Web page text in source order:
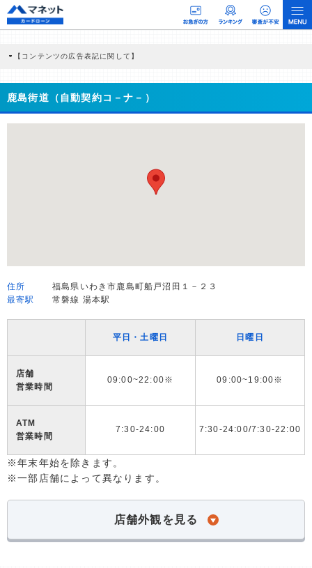
【コンテンツの広告表記に関して】
商品を根拠なくPRするものではなく、当編集部の調査／ユーザーへの口コミ収集な
どに基づき、公平性を担保した情報提供を行っています。
>提携企業一覧
鹿島街道（自動契約コ－ナ－）
住所
福島県いわき市鹿島町船戸沼田１－２３
最寄駅
常磐線 湯本駅
平日・土曜日 日曜日
店舗
営業時間
09:00~22:00※ 09:00~19:00※
ATM
営業時間
7:30-24:00 7:30-24:00/7:30-22:00
※年末年始を除きます。
※一部店舗によって異なります。
店舗外観を見る